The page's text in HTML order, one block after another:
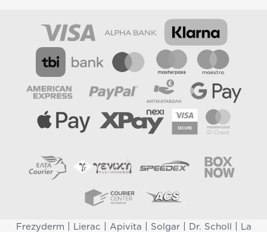
Frezyderm Lierac Apivita Solgar| Dr. Scholl
La